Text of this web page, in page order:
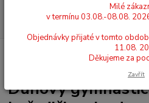
Dívčí gymnastické dresy a sety
hvězdičkami – dres s dlouhým rukávem,
Duhový
Milé
v termínu 03.08.-08.08.
Objednávky přijaté v tomto
11.08.
Děkujeme za
Zavřít